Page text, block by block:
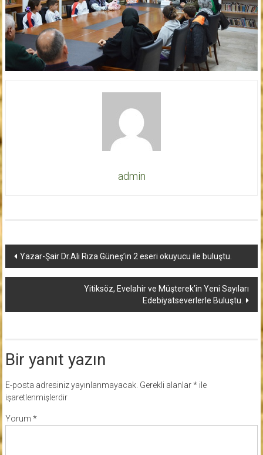
admin
Yazı
dolaşımı
Yazar-Şair Dr.Ali Rıza Güneş’in 2 eseri okuyucu ile buluştu.
Yitiksöz, Evelahir ve Müşterek’in Yeni Sayıları
Edebiyatseverlerle Buluştu.
Bir yanıt yazın
E-posta adresiniz yayınlanmayacak. Gerekli alanlar*ile
işaretlenmişlerdir
Yorum *